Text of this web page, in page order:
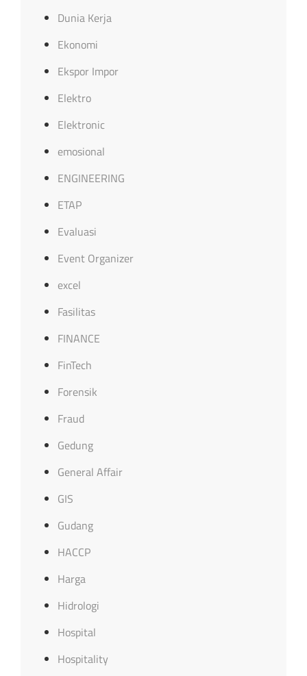
Dunia Kerja
Ekonomi
Ekspor Impor
Elektro
Elektronic
emosional
ENGINEERING
ETAP
Evaluasi
Event Organizer
excel
Fasilitas
FINANCE
FinTech
Forensik
Fraud
Gedung
General Affair
GIS
Gudang
HACCP
Harga
Hidrologi
Hospital
Hospitality